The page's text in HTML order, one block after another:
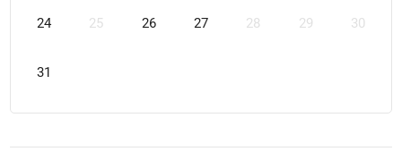
24 25 26 27 28 29 30
31